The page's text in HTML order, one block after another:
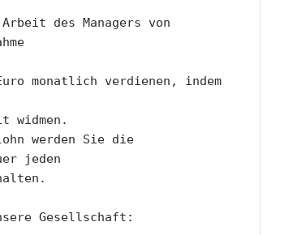
des Managers von
monatlich verdienen, indem
widmen.
werden Sie die
jeden
Gesellschaft: